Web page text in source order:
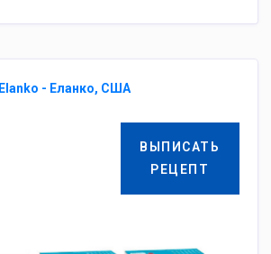
Elanko - Еланко, США
ВЫПИСАТЬ
РЕЦЕПТ